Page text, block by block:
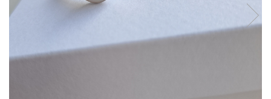
Seturi din aur